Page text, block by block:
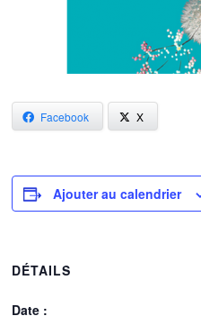
Facebook X
Ajouter au calendrier
DÉTAILS
Date :